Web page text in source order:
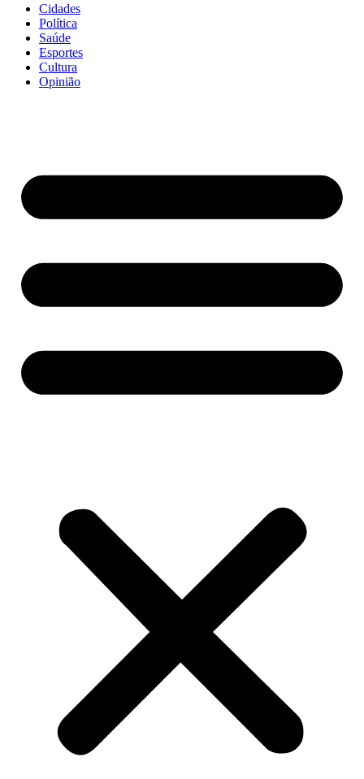
Cidades
Política
Saúde
Esportes
Cultura
Opinião